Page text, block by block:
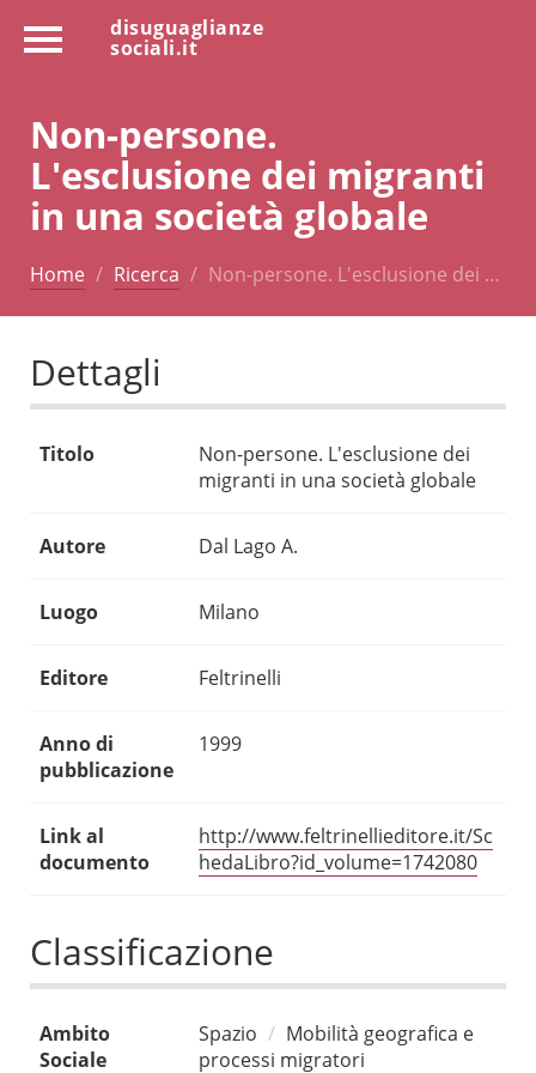
disuguaglianze
sociali.it
Non-persone.
L'esclusione dei migranti
in una società globale
Home Ricerca Non-persone. L'esclusione dei …
Dettagli
Titolo
Non-persone. L'esclusione dei
migranti in una società globale
Autore Dal Lago A.
Luogo Milano
Editore Feltrinelli
Anno di
pubblicazione
1999
Link al
documento
http://www.feltrinellieditore.it/Sc
hedaLibro?id_volume=1742080
Classificazione
Ambito
Sociale
Spazio
Mobilità geografica e
processi migratori